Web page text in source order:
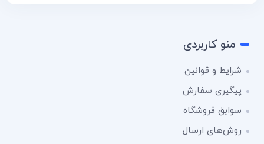
منو کاربردی
شرایط و قوانین
پیگیری سفارش
سوابق فروشگاه
روش‌های ارسال